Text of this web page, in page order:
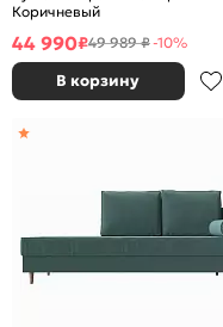
Коричневый
44 990₽49 989 ₽-10%
В корзину